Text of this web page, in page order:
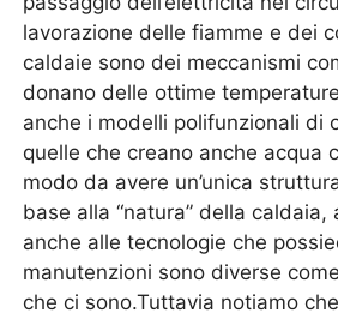
lavorazione delle fiamme e dei
caldaie sono dei meccanismi
donano delle ottime
anche i modelli polifunzionali di
quelle che creano anche acqua
modo da avere un’unica
base alla “natura” della caldaia,
anche alle tecnologie che
manutenzioni sono diverse
che ci sono.Tuttavia notiamo